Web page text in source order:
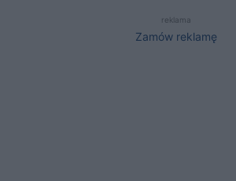
reklama
Zamów reklamę